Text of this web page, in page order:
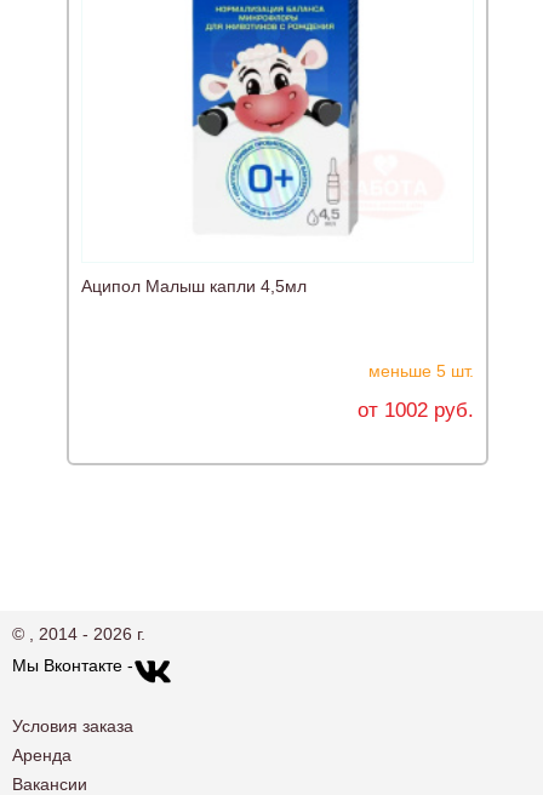
Аципол Малыш капли 4,5мл
меньше 5 шт.
от 1002 руб.
© , 2014 - 2026 г.
Мы Вконтакте -
Условия заказа
Аренда
Вакансии